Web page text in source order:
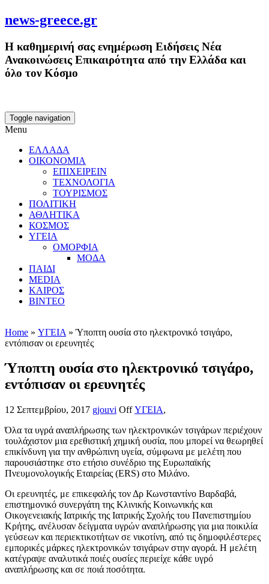
news-greece.gr
Η καθημερινή σας ενημέρωση Ειδήσεις Νέα
Ανακοινώσεις Επικαιρότητα από την Ελλάδα και
όλο τον Κόσμο
Toggle navigation
Menu
ΕΛΛΑΔΑ
ΟΙΚΟΝΟΜΙΑ
ΕΠΙΧΕΙΡΕΙΝ
ΤΕΧΝΟΛΟΓΙΑ
ΤΟΥΡΙΣΜΟΣ
ΠΟΛΙΤΙΚΗ
ΑΘΛΗΤΙΚΑ
ΚΟΣΜΟΣ
ΥΓΕΙΑ
ΟΜΟΡΦΙΑ
ΜΟΔΑ
ΠΑΙΔΙ
MEDIA
ΚΑΙΡΟΣ
ΒΙΝΤΕΟ
Home » ΥΓΕΙΑ » Ύποπτη ουσία στο ηλεκτρονικό τσιγάρο,
εντόπισαν οι ερευνητές
Ύποπτη ουσία στο ηλεκτρονικό τσιγάρο,
εντόπισαν οι ερευνητές
12 Σεπτεμβρίου, 2017 gjouvi Off ΥΓΕΙΑ,
Όλα τα υγρά αναπλήρωσης των ηλεκτρονικών τσιγάρων περιέχουν
τουλάχιστον μια ερεθιστική χημική ουσία, που μπορεί να θεωρηθεί
επικίνδυνη για την ανθρώπινη υγεία, σύμφωνα με μελέτη που
παρουσιάστηκε στο ετήσιο συνέδριο της Ευρωπαϊκής
Πνευμονολογικής Εταιρείας (ERS) στο Μιλάνο.
Οι ερευνητές, με επικεφαλής τον Δρ Κωνσταντίνο Βαρδαβά,
επιστημονικό συνεργάτη της Κλινικής Κοινωνικής και
Οικογενειακής Ιατρικής της Ιατρικής Σχολής του Πανεπιστημίου
Κρήτης, ανέλυσαν δείγματα υγρών αναπλήρωσης για μια ποικιλία
γεύσεων και περιεκτικοτήτων σε νικοτίνη, από τις δημοφιλέστερες
εμπορικές μάρκες ηλεκτρονικών τσιγάρων στην αγορά. Η μελέτη
κατέγραψε αναλυτικά ποιές ουσίες περιείχε κάθε υγρό
αναπλήρωσης και σε ποιά ποσότητα.